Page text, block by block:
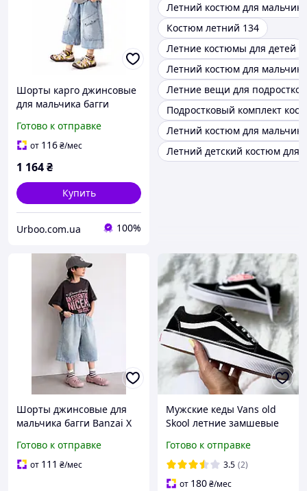
Шорты карго джинсовые
для мальчика багги
подростковые летние на
резинке, 146, Голубой
Готово к отправке
от 116₴/мес
1 164₴
Купить
Urboo.com.ua 100%
Летний костюм для
Костюм летний 134
Летние костюмы для детей
Летний костюм для
Летние вещи для подростков
Подростковый комплект
Летний костюм для
Летний детский костюм для
Шорты джинсовые для
мальчика багги Banzai X
подростковые на резинке
свободные,152, Голубой
Готово к отправке
от 111 ₴/мес
Мужские кеды Vans old
Skool летние замшевые
old school. Живое фото,
ванс олд скул, вэнсы
Готово к отправке
3.5 (2)
от 180₴/мес